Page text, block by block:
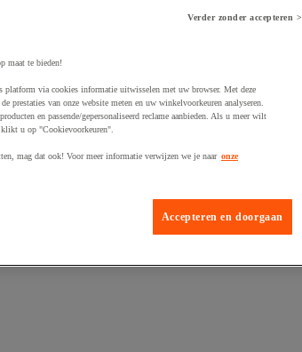
Verder zonder accepteren >
maat te bieden!
via cookies informatie uitwisselen met uw browser. Met deze
prestaties van onze website meten en uw winkelvoorkeuren analyseren.
en passende/gepersonaliseerd reclame aanbieden. Als u meer wilt
u op "Cookievoorkeuren".
mag dat ook! Voor meer informatie verwijzen we je naar onze
Accepteren en doorgaan